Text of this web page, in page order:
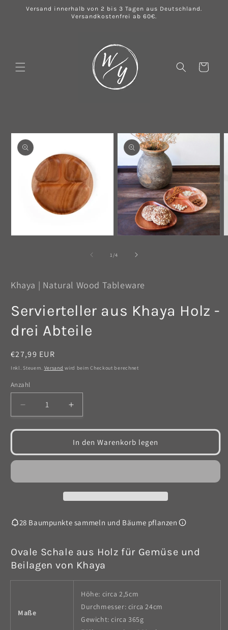
zumVersand innerhalb von 2 bis 3 Tagen aus Deutschland.
Versandkostenfrei ab 60€.
Warenkorb
in
1/von
4
Khaya | Natural Wood Tableware
Servierteller aus Khaya Holz -
drei Abteile
Normaler
Preis
€27,99 EUR
Inkl. Steuern. Versand wird beim Checkout berechnet
Anzahl
Anzahl
Verringere
die
Menge
Servierteller
aus
Holz
Erhöhe
die
Menge
für
Servierteller
aus
Holz
-
In den Warenkorb legen
28 Baumpunkte sammeln und Bäume pflanzen
Ovale Schale aus Holz für Gemüse und
Beilagen von Khaya
Maße
Höhe: circa 2,5cm
Durchmesser: circa 24cm
Gewicht: circa 365g